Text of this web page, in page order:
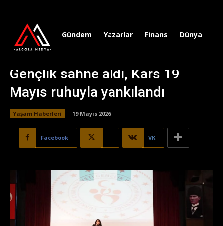
Gündem Yazarlar Finans Dünya
Gençlik sahne aldı, Kars 19
Mayıs ruhuyla yankılandı
Yaşam Haberleri 19 Mayıs 2026
Facebook VK